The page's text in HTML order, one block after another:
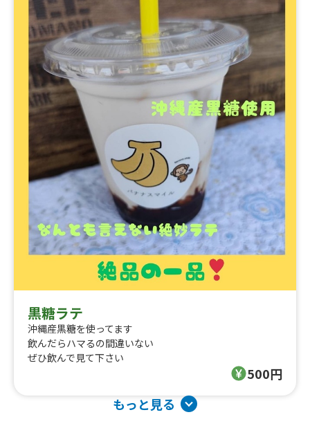
黒糖ラテ
沖縄産黒糖を使ってます
飲んだらハマるの間違いない
ぜひ飲んで見て下さい
500円
もっと見る